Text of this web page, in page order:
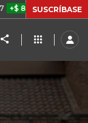
+2,19%
SUSCRÍBASE